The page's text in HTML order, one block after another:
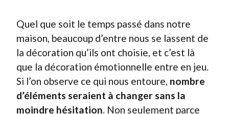
Quel que soit le temps passé dans notre
maison, beaucoup d’entre nous se lassent de
la décoration qu’ils ont choisie, et c’est là
que la décoration émotionnelle entre en jeu.
Si l’on observe ce qui nous entoure, nombre
d’éléments seraient à changer sans la
moindre hésitation. Non seulement parce